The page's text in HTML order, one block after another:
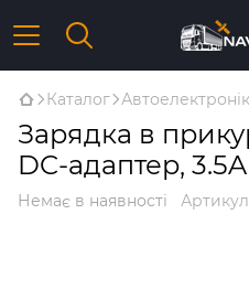
Каталог
Зарядка в
DC-адаптер,
Немає в наявності